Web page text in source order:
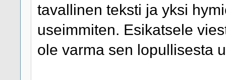
tavallinen teksti ja yksi
useimmiten. Esikatsele
ole varma sen lopullisesta